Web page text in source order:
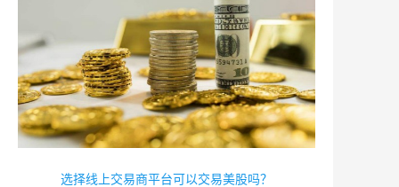
选择线上交易商平台可以交易美股吗？